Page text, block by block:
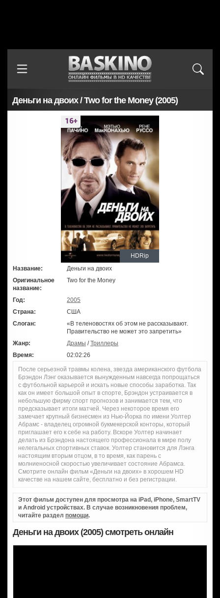
Деньги на двоих / Two for the Money (2005)
HDRip
Название:
Деньги на двоих
Оригинальное
название:
Two for the Money
Год:
2005
Страна:
США
Слоган:
«В теленовостях об этом не рассказывают.
Правительство не может это запретить»
Жанр:
Драмы /Триллеры
Время:
02:02:26
После серьезной травмы колена, звезда американского футбола
Брэндон Лэнг оказывается вынужденным навсегда попрощаться
с футбольной карьерой и искать новые способы заработка. Так
как он имеет большой опыт в спорте, Брэндон устраивается в
небольшую фирму спорт прогнозов и занимается тем, что
предсказывает итоги матчей. Через некоторое время его
замечает крупный бизнесмен из Нью-Йорка по имени Уолтер
Абрамс - владелец огромной букмекерской конторы, который
приглашает его к себе на работу. Вскоре Уолтер начинает
делать из Брэндона настоящего профессионала в мире полу
нелегальных спортивных ставок. Уолтер становится для Лэнга
настоящим вторым отцом, в то время, как парень с
молниеносной скоростью увеличивает состояние Абрамса.
Смотрите онлайн фильм «Деньги на двоих» в хорошем HD
качестве на нашем сайте, бесплатно и без регистрации.
Этот фильм доступен для просмотра на iPad, iPhone, SmartTV
и Android устройствах. В случае возникновения проблем,
читайте раздел помощи.
Деньги на двоих (2005) смотреть онлайн